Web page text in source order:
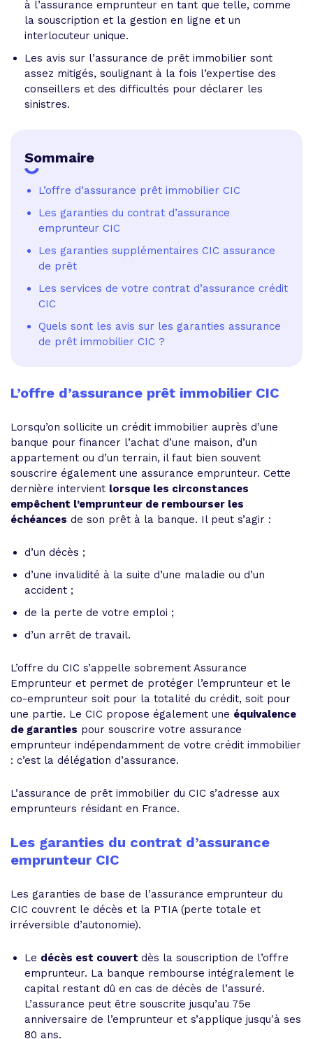
à l’assurance emprunteur en tant que telle, comme
la souscription et la gestion en ligne et un
interlocuteur unique.
Les avis sur l’assurance de prêt immobilier sont
assez mitigés, soulignant à la fois l’expertise des
conseillers et des difficultés pour déclarer les
sinistres.
Sommaire
L’offre d’assurance prêt immobilier CIC
Les garanties du contrat d’assurance
emprunteur CIC
Les garanties supplémentaires CIC assurance
de prêt
Les services de votre contrat d’assurance crédit
CIC
Quels sont les avis sur les garanties assurance
de prêt immobilier CIC ?
L’offre d’assurance prêt immobilier CIC
Lorsqu’on sollicite un crédit immobilier auprès d’une
banque pour financer l’achat d’une maison, d’un
appartement ou d’un terrain, il faut bien souvent
souscrire également une assurance emprunteur. Cette
dernière intervient lorsque les circonstances
empêchent l’emprunteur de rembourser les
échéances de son prêt à la banque. Il peut s’agir :
d’un décès ;
d’une invalidité à la suite d’une maladie ou d’un
accident ;
de la perte de votre emploi ;
d’un arrêt de travail.
L’offre du CIC s’appelle sobrement Assurance
Emprunteur et permet de protéger l’emprunteur et le
co-emprunteur soit pour la totalité du crédit, soit pour
une partie. Le CIC propose également une équivalence
de garanties pour souscrire votre assurance
emprunteur indépendamment de votre crédit immobilier
: c’est la délégation d’assurance.
L’assurance de prêt immobilier du CIC s’adresse aux
emprunteurs résidant en France.
Les garanties du contrat d’assurance
emprunteur CIC
Les garanties de base de l’assurance emprunteur du
CIC couvrent le décès et la PTIA (perte totale et
irréversible d’autonomie).
Le décès est couvert dès la souscription de l’offre
emprunteur. La banque rembourse intégralement le
capital restant dû en cas de décès de l’assuré.
L’assurance peut être souscrite jusqu’au 75e
anniversaire de l’emprunteur et s’applique jusqu'à ses
80 ans.